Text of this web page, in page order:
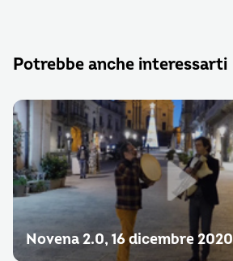
Potrebbe anche interessarti
Novena 2.0, 16 dicembre 2020